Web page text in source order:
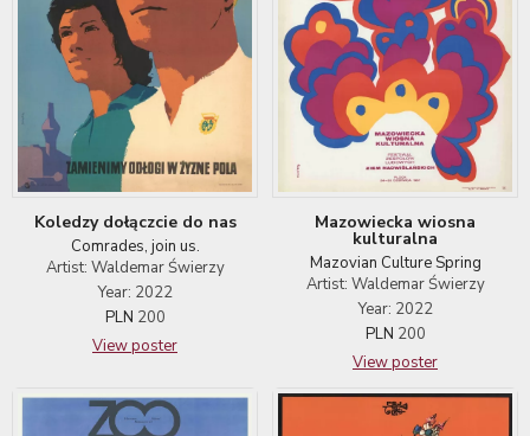
Koledzy dołączcie do nas
Comrades, join us.
Artist: Waldemar Świerzy
Year: 2022
PLN 200
View poster
Mazowiecka wiosna
kulturalna
Mazovian Culture Spring
Artist: Waldemar Świerzy
Year: 2022
PLN 200
View poster